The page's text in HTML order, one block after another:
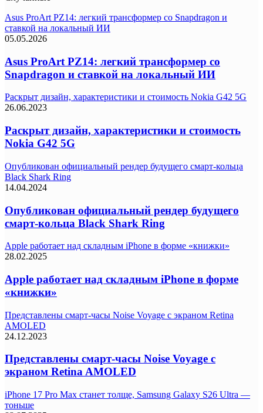
Asus ProArt PZ14: легкий трансформер со Snapdragon и
ставкой на локальный ИИ
05.05.2026
Asus ProArt PZ14: легкий трансформер со
Snapdragon и ставкой на локальный ИИ
Раскрыт дизайн, характеристики и стоимость Nokia G42 5G
26.06.2023
Раскрыт дизайн, характеристики и стоимость
Nokia G42 5G
Опубликован официальный рендер будущего смарт-кольца
Black Shark Ring
14.04.2024
Опубликован официальный рендер будущего
смарт-кольца Black Shark Ring
Apple работает над складным iPhone в форме «книжки»
28.02.2025
Apple работает над складным iPhone в форме
«книжки»
Представлены смарт-часы Noise Voyage с экраном Retina
AMOLED
24.12.2023
Представлены смарт-часы Noise Voyage с
экраном Retina AMOLED
iPhone 17 Pro Max станет толще, Samsung Galaxy S26 Ultra —
тоньше